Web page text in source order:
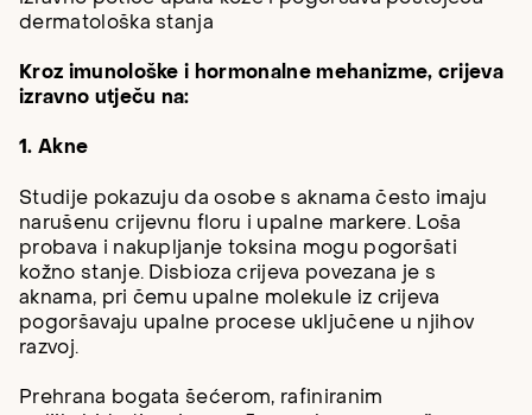
dermatološka stanja
Kroz imunološke i hormonalne mehanizme, crijeva
izravno utječu na:
1. Akne
Studije pokazuju da osobe s aknama često imaju
narušenu crijevnu floru i upalne markere. Loša
probava i nakupljanje toksina mogu pogoršati
kožno stanje. Disbioza crijeva povezana je s
aknama, pri čemu upalne molekule iz crijeva
pogoršavaju upalne procese uključene u njihov
razvoj.
Prehrana bogata šećerom, rafiniranim